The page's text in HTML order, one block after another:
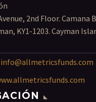
2nd Floor. Camana
KY1-1203. Cayman
info@allmetricsfunds.com